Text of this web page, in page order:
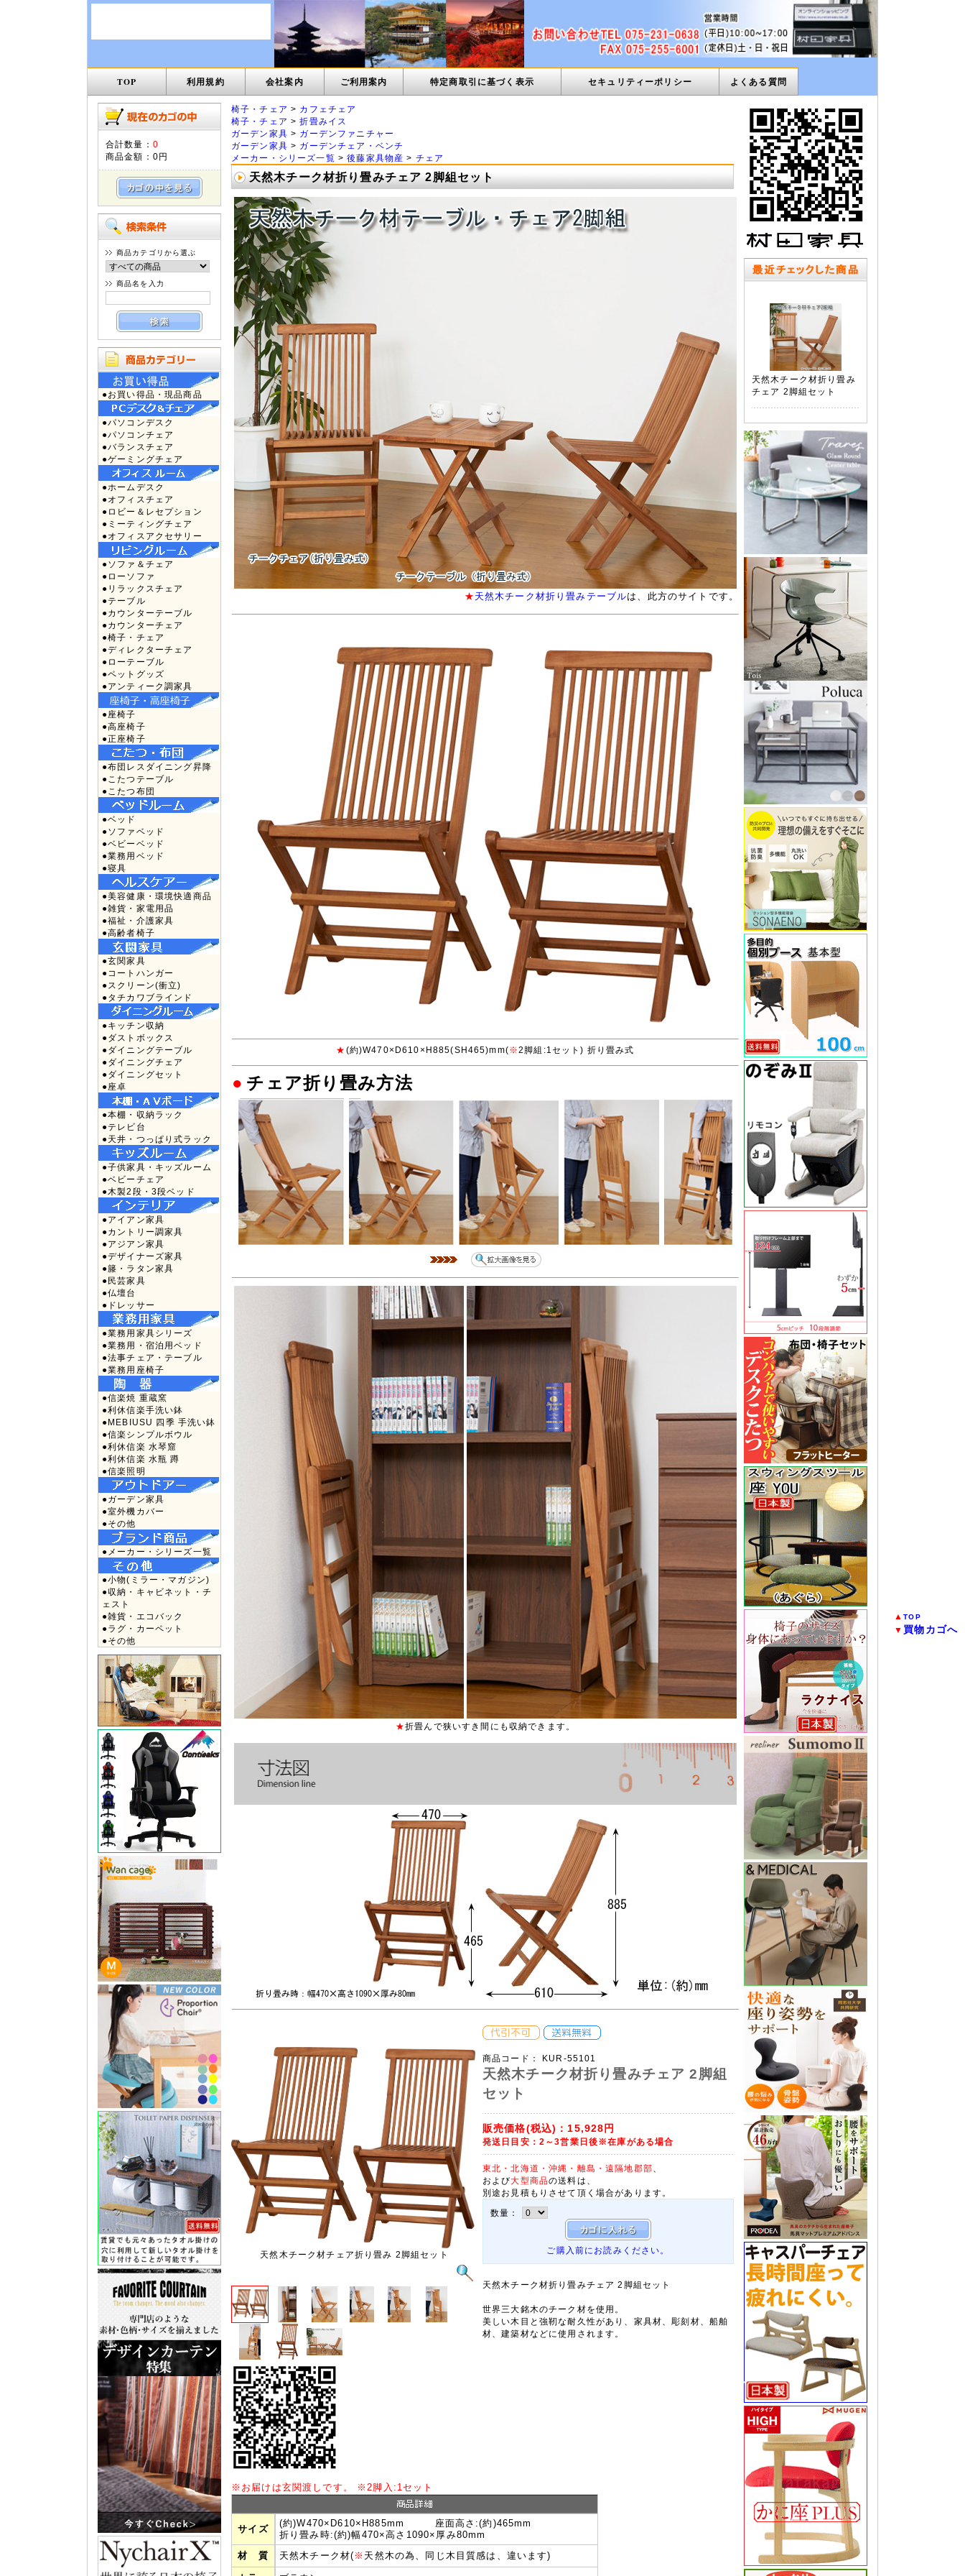
TOP 利用規約 会社案内 ご利用案内 特定商取引に基づく表示 セキュリティーポリシー よくある質問
合計数量： 0
商品金額： 0円
商品カテゴリから選ぶ
商品名を入力
●お買い得品・現品商品
●パソコンデスク
●パソコンチェア
●バランスチェア
●ゲーミングチェア
●ホームデスク
●オフィスチェア
●ロビー＆レセプション
●ミーティングチェア
●オフィスアクセサリー
●ソファ＆チェア
●ローソファ
●リラックスチェア
●テーブル
●カウンターテーブル
●カウンターチェア
●椅子・チェア
●ディレクターチェア
●ローテーブル
●ペットグッズ
●アンティーク調家具
●座椅子
●高座椅子
●正座椅子
●布団レスダイニング昇降
●こたつテーブル
●こたつ布団
●ベッド
●ソファベッド
●ベビーベッド
●業務用ベッド
●寝具
●美容健康・環境快適商品
●雑貨・家電用品
●福祉・介護家具
●高齢者椅子
●玄関家具
●コートハンガー
●スクリーン(衝立)
●タチカワブラインド
●キッチン収納
●ダストボックス
●ダイニングテーブル
●ダイニングチェア
●ダイニングセット
●座卓
●本棚・収納ラック
●テレビ台
●天井・つっぱり式ラック
●子供家具・キッズルーム
●ベビーチェア
●木製2段・3段ベッド
●アイアン家具
●カントリー調家具
●アジアン家具
●デザイナーズ家具
●籐・ラタン家具
●民芸家具
●仏壇台
●ドレッサー
●業務用家具シリーズ
●業務用・宿泊用ベッド
●法事チェア・テーブル
●業務用座椅子
●信楽焼 重蔵窯
●利休信楽手洗い鉢
●MEBIUSU 四季 手洗い鉢
●信楽シンプルボウル
●利休信楽 水琴窟
●利休信楽 水瓶 蹲
●信楽照明
●ガーデン家具
●室外機カバー
●その他
●メーカー・シリーズ一覧
●小物(ミラー・マガジン)
●収納・キャビネット・チ
ェスト
●雑貨・エコバック
●ラグ・カーペット
●その他
椅子・チェア > カフェチェア
椅子・チェア >折畳みイス
ガーデン家具 > ガーデンファニチャー
ガーデン家具 > ガーデンチェア・ベンチ
メーカー・シリーズ一覧 >後藤家具物産 > チェア
天然木チーク材折り畳みチェア 2脚組セット
★ 天然木チーク材折り畳みテーブルは、此方のサイトです。
★ (約)W470×D610×H885(SH465)mm(※2脚組:1セット) 折り畳み式
● チェア折り畳み方法
★折畳んで狭いすき間にも収納できます。
天然木チーク材チェア折り畳み 2脚組セット
商品コード： KUR-55101
天然木チーク材折り畳みチェア 2脚組
セット
販売価格(税込)： 15,928円
発送日目安：2～3営業日後※在庫がある場合
東北・北海道・沖縄・離島・遠隔地郡部
および大型商品の送料は、
別途お見積もりさせて頂く場合があります。
数量：
ご購入前にお読みください。
天然木チーク材折り畳みチェア 2脚組セット
世界三大銘木のチーク材を使用。
美しい木目と強靭な耐久性があり、家具材、彫刻材、船舶
材、建築材などに使用されます。
※ お届けは玄関渡しです。 ※2脚入:1セット
サイズ
(約)W470×D610×H885mm 座面高さ:(約)465mm
折り畳み時:(約)幅470×高さ1090×厚み80mm
材 質
天然木チーク材( ※ 天然木の為、同じ木目質感は、違います)
天然木チーク材折り畳み
チェア 2脚組セット
▲TOP
▼ 買物カゴへ